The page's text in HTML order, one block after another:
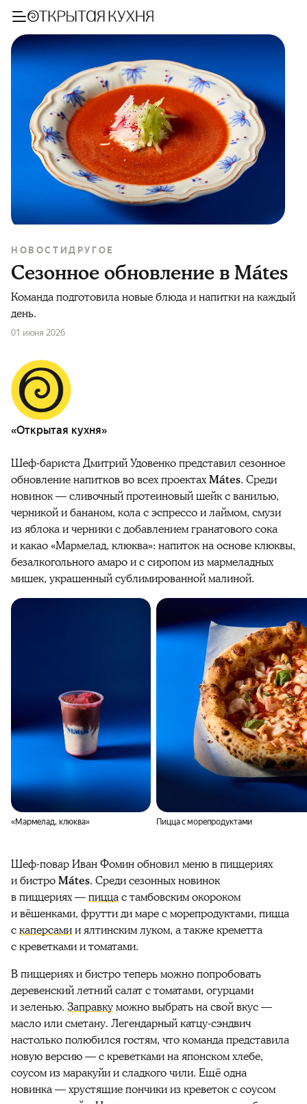
НОВОСТИДРУГОЕ
Сезонное обновление в Mátes
Команда подготовила новые блюда и напитки на каждый
день.
01 июня 2026
«Открытая кухня»
Шеф-бариста Дмитрий Удовенко представил сезонное
обновление напитков во всех проектахMátes. Среди
новинок — сливочный протеиновый шейк с ванилью,
черникой и бананом, кола с эспрессо и лаймом, смузи
из яблока и черники с добавлением гранатового сока
и какао «Мармелад, клюква»: напиток на основе клюквы,
безалкогольного амаро и с сиропом из мармеладных
мишек, украшенный сублимированной малиной.
«Мармелад, клюква» Пицца с морепродуктами
Шеф-повар Иван Фомин обновил меню в пиццериях
и бистроMátes. Среди сезонных новинок
в пиццериях —пиццас тамбовским окороком
и вёшенками, фрутти ди маре с морепродуктами, пицца
скаперсамии ялтинским луком, а также креметта
с креветками и томатами.
В пиццериях и бистро теперь можно попробовать
деревенский летний салат с томатами, огурцами
и зеленью. Заправкуможно выбрать на свой вкус —
масло или сметану. Легендарный катцу-сэндвич
настолько полюбился гостям, что команда представила
новую версию — с креветками на японском хлебе,
соусом из маракуйи и сладкого чили. Ещё одна
новинка — хрустящие пончики из креветок с соусом